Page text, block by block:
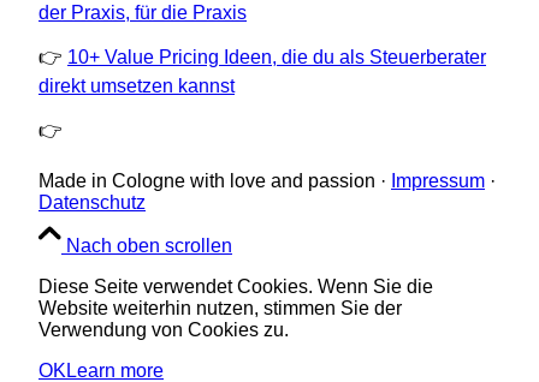
der Praxis, für die Praxis
👉 10+ Value Pricing Ideen, die du als Steuerberater
direkt umsetzen kannst
👉
Made in Cologne with love and passion · Impressum ·
Datenschutz
Nach oben scrollen
Diese Seite verwendet Cookies. Wenn Sie die
Website weiterhin nutzen, stimmen Sie der
Verwendung von Cookies zu.
OK Learn more